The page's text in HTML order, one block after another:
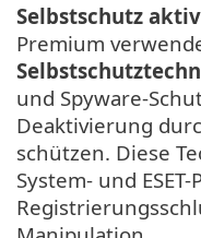
Selbstschutz
Premium
und Spyware-
Deaktivierung
schützen. Diese
System- und